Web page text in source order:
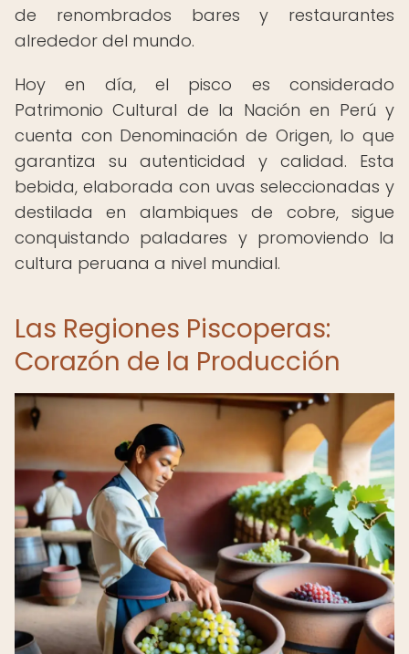
de renombrados bares y restaurantes
alrededor del mundo.
Hoy en día, el pisco es considerado
Patrimonio Cultural de la Nación en Perú y
cuenta con Denominación de Origen, lo que
garantiza su autenticidad y calidad. Esta
bebida, elaborada con uvas seleccionadas y
destilada en alambiques de cobre, sigue
conquistando paladares y promoviendo la
cultura peruana a nivel mundial.
Las Regiones Piscoperas:
Corazón de la Producción